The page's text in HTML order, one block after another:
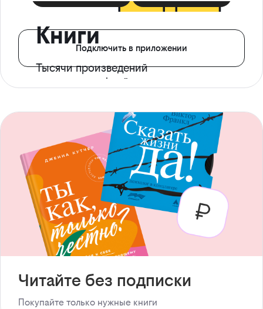
Книги
Тысячи произведений
с доступом офлайн
Подключить в приложении
Читайте без подписки
Покупайте только нужные книги